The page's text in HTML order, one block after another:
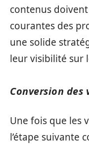
contenus
courantes des
une solide
leur visibilité sur
Conversion des
Une fois que les
l’étape suivante